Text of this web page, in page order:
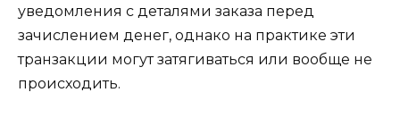
уведомления с деталями заказа перед
зачислением денег, однако на практике эти
транзакции могут затягиваться или вообще не
происходить.